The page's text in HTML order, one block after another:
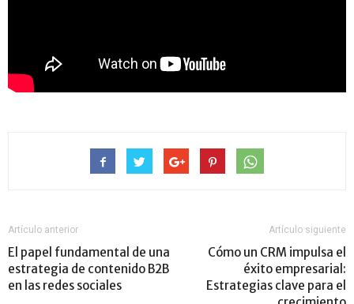
Artículo anterior
El papel fundamental de una
estrategia de contenido B2B
en las redes sociales
Artículo siguiente
Cómo un CRM impulsa el
éxito empresarial:
Estrategias clave para el